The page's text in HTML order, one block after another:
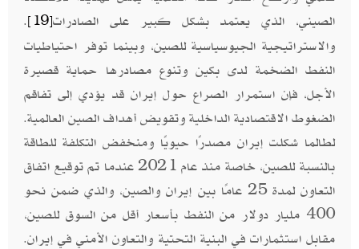
الصيني، الذي يعتمد بشكل كبير على الصادرات[19]
.
والاستراتيجية الجيوسياسية للصين، وبينما توفر احتياطيات
النفط الضخمة لدى بكين وتنوع مصادرها حماية قصيرة
الأجل، فإن استمرار الصراع حول إيران قد يؤدي إلى تفاقم
الضغوط الاقتصادية الداخلية وتقويض أهداف الصين العالمية.
لطالما شكلت إيران مصدرًا حيويًا ومنخفض التكلفة للطاقة
بالنسبة للصين، خاصة منذ عام 2021 عندما تم توقيع اتفاق
التعاون لمدة 25 عامًا بين إيران والصين، والذي ضمن نحو
400 مليار دولار من النفط بأسعار أقل من السوق للصين،
مقابل استثمارات في البنية التحتية والتعاون الأمني في إيران.